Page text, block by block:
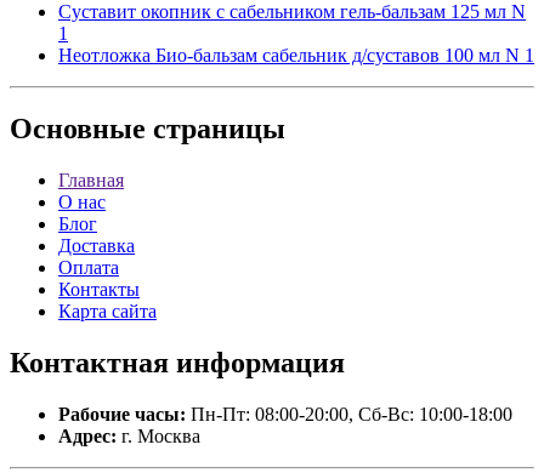
Суставит окопник с сабельником гель-бальзам 125 мл N
1
Неотложка Био-бальзам сабельник д/суставов 100 мл N 1
Основные страницы
Главная
О нас
Блог
Доставка
Оплата
Контакты
Карта сайта
Контактная информация
Рабочие часы: Пн-Пт: 08:00-20:00, Сб-Вс: 10:00-18:00
Адрес: г. Москва